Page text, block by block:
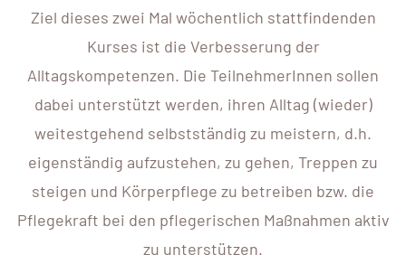
Ziel dieses zwei Mal wöchentlich stattfindenden
Kurses ist die Verbesserung der
Alltagskompetenzen. Die TeilnehmerInnen sollen
dabei unterstützt werden, ihren Alltag (wieder)
weitestgehend selbstständig zu meistern, d.h.
eigenständig aufzustehen, zu gehen, Treppen zu
steigen und Körperpflege zu betreiben bzw. die
Pflegekraft bei den pflegerischen Maßnahmen aktiv
zu unterstützen.